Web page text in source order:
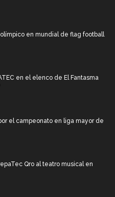
en mundial de flag football
en el elenco de El Fantasma
el campeonato en liga mayor de
Qro al teatro musical en